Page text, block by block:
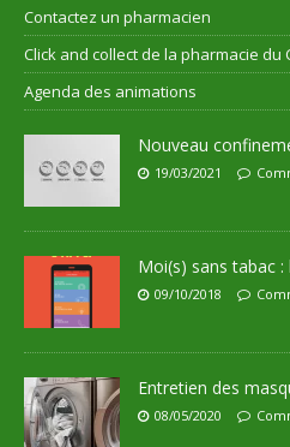
Contactez un pharmacien
Click and collect de la pharmacie du
Agenda des animations
Nouveau
19/03/2021
Moi(s) sans tabac :
09/10/2018
Entretien des
08/05/2020